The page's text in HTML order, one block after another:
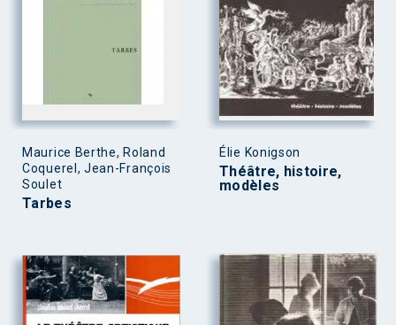
Maurice Berthe, Roland
Coquerel, Jean-François
Soulet
Tarbes
Élie Konigson
Théâtre, histoire,
modèles